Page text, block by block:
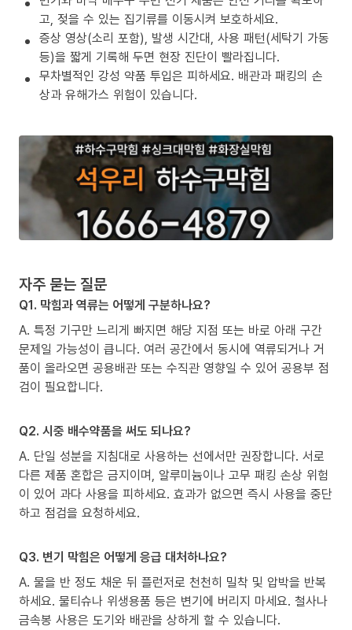
고, 젖을 수 있는 집기류를 이동시켜 보호하세요.
증상 영상(소리 포함), 발생 시간대, 사용 패턴(세탁기 가동
등)을 짧게 기록해 두면 현장 진단이 빨라집니다.
무차별적인 강성 약품 투입은 피하세요. 배관과 패킹의 손
상과 유해가스 위험이 있습니다.
자주 묻는 질문
Q1. 막힘과 역류는 어떻게 구분하나요?
A. 특정 기구만 느리게 빠지면 해당 지점 또는 바로 아래 구간
문제일 가능성이 큽니다. 여러 공간에서 동시에 역류되거나 거
품이 올라오면 공용배관 또는 수직관 영향일 수 있어 공용부 점
검이 필요합니다.
Q2. 시중 배수약품을 써도 되나요?
A. 단일 성분을 지침대로 사용하는 선에서만 권장합니다. 서로
다른 제품 혼합은 금지이며, 알루미늄이나 고무 패킹 손상 위험
이 있어 과다 사용을 피하세요. 효과가 없으면 즉시 사용을 중단
하고 점검을 요청하세요.
Q3. 변기 막힘은 어떻게 응급 대처하나요?
A. 물을 반 정도 채운 뒤 플런저로 천천히 밀착 및 압박을 반복
하세요. 물티슈나 위생용품 등은 변기에 버리지 마세요. 철사나
금속봉 사용은 도기와 배관을 상하게 할 수 있습니다.